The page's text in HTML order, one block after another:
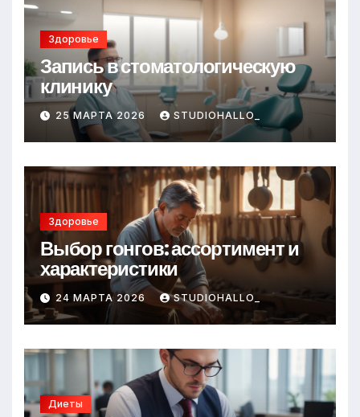
Здоровье
Запись в стоматологическую
клинику
25 МАРТА 2026 STUDIOHALLO_
Здоровье
Выбор гонгов: ассортимент и
характеристики
24 МАРТА 2026 STUDIOHALLO_
Диеты